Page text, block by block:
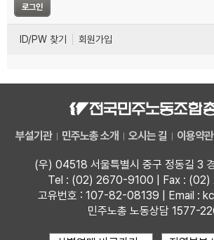
ID/PW 찾기 회원가입
부설기관 민주노총 소개 오시는 길 이용약관
(우) 04518 서울특별시 중구 정동길 3
Tel : (02) 2670-9100 | Fax : (02)
고유번호 : 107-82-08139 | Email :
민주노총 노동상담 1577-